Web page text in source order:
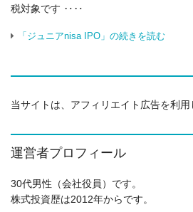
税対象です ‥‥
「ジュニアnisa IPO」の続きを読む
当サイトは、アフィリエイト広告を利用
運営者プロフィール
30代男性（会社役員）です。
株式投資歴は2012年からです。